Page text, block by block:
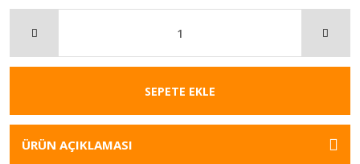
SEPETE EKLE
ÜRÜN AÇIKLAMASI